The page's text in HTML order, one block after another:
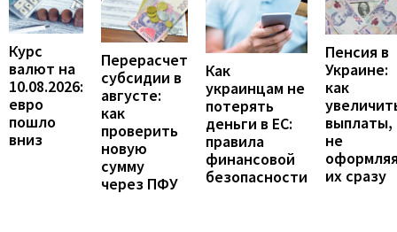
Курс
валют на
10.08.2026:
евро
пошло
вниз
Перерасчет
субсидии в
августе:
как
проверить
новую
сумму
через ПФУ
Как
украинцам не
потерять
деньги в ЕС:
правила
финансовой
безопасности
Пенсия в
Украине:
как
выплаты,
не
их сразу